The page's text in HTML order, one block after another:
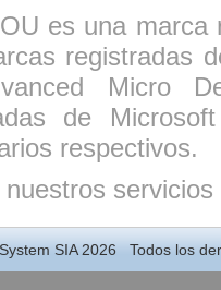
es una
registradas
Micro
de
respectivos.
SIA2026 Todos los